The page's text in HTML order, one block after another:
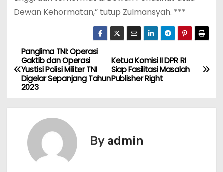
Dewan Kehormatan,” tutup Zulmansyah. ***
P
o
Ketua Komisi II DPR RI
Siap Fasilitasi Masalah
Publisher Right
Panglima TNI: Operasi
Gaktib dan Operasi
Yustisi Polisi Militer TNI
Digelar Sepanjang Tahun
2023
By admin